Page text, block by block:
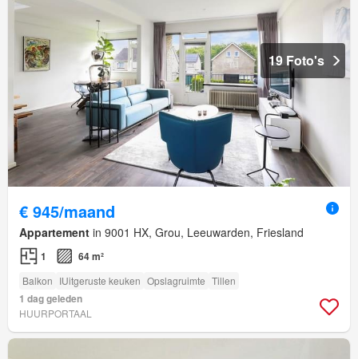
19 Foto's
€ 945/maand
Appartement in 9001 HX, Grou, Leeuwarden, Friesland
1 64 m²
Balkon IUitgeruste keuken Opslagruimte Tillen
1 dag geleden
HUURPORTAAL